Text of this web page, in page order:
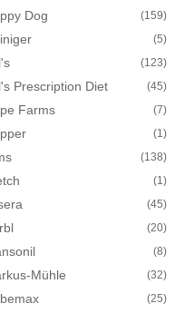
Dog (159)
(5)
(123)
Prescription Diet (45)
Farms (7)
(1)
(138)
(1)
(45)
(20)
(8)
Mühle (32)
(25)